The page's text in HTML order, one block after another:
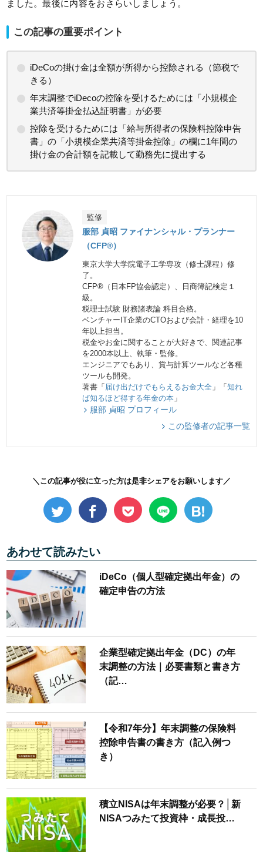
ました。最後に内容をおさらいしましょう。
この記事の重要ポイント
iDeCoの掛け金は全額が所得から控除される（節税で
きる）
年末調整でiDecoの控除を受けるためには「小規模企
業共済等掛金払込証明書」が必要
控除を受けるためには「給与所得者の保険料控除申告
書」の「小規模企業共済等掛金控除」の欄に1年間の
掛け金の合計額を記載して勤務先に提出する
監修
服部 貞昭 ファイナンシャル・プランナー
（CFP®）
東京大学大学院電子工学専攻（修士課程）修
了。
CFP®（日本FP協会認定）、日商簿記検定１
級。
税理士試験 財務諸表論 科目合格。
ベンチャーIT企業のCTOおよび会計・経理を10
年以上担当。
税金やお金に関することが大好きで、関連記事
を2000本以上、執筆・監修。
エンジニアでもあり、賞与計算ツールなど各種
ツールも開発。
著書「 届け出だけでもらえるお金大全 」「知れ
ば知るほど得する年金の本 」
服部 貞昭 プロフィール
この監修者の記事一覧
＼この記事が役に立った方は是非シェアをお願いします／
あわせて読みたい
iDeCo（個人型確定拠出年金）の
確定申告の方法
企業型確定拠出年金（DC）の年
末調整の方法｜必要書類と書き方
（記…
【令和7年分】年末調整の保険料
控除申告書の書き方（記入例つ
き）
積立NISAは年末調整が必要？│新
NISAつみたて投資枠・成長投…